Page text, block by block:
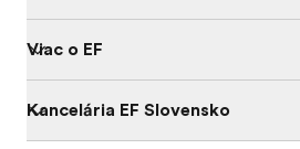
Viac o EF
Kancelária EF Slovensko